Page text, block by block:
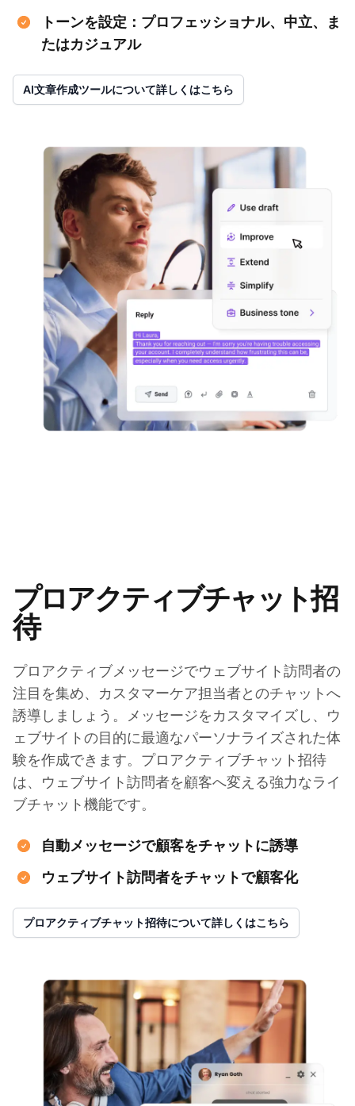
トーンを設定：プロフェッショナル、中立、ま
たはカジュアル
AI文章作成ツールについて詳しくはこちら
プロアクティブチャット招
待
プロアクティブメッセージでウェブサイト訪問者の
注目を集め、カスタマーケア担当者とのチャットへ
誘導しましょう。メッセージをカスタマイズし、ウ
ェブサイトの目的に最適なパーソナライズされた体
験を作成できます。プロアクティブチャット招待
は、ウェブサイト訪問者を顧客へ変える強力なライ
ブチャット機能です。
自動メッセージで顧客をチャットに誘導
ウェブサイト訪問者をチャットで顧客化
プロアクティブチャット招待について詳しくはこちら